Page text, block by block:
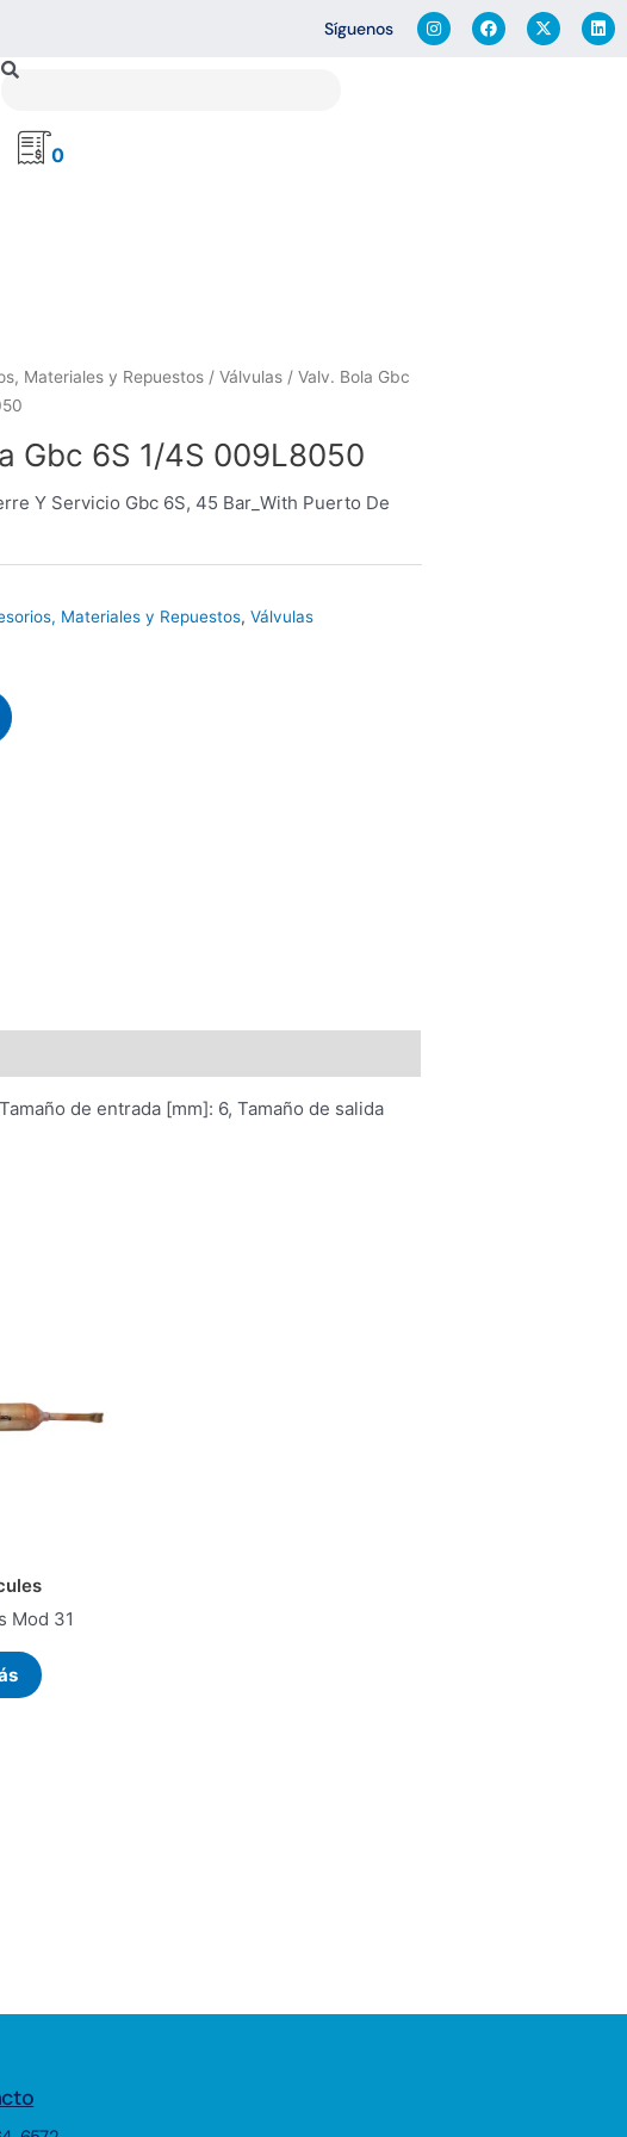
Síguenos
I
n
s
F
a
c
X
-
t
L
i
n
Buscar
0
Materiales y Repuestos / Válvulas / Valv. Bola Gbc
Gbc 6S 1/4S 009L8050
Y Servicio Gbc 6S, 45 Bar_With Puerto De
Materiales y Repuestos, Válvulas
de entrada [mm]: 6, Tamaño de salida
Mod 31